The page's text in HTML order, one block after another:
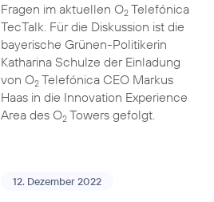
Fragen im aktuellen O2Telefónica
TecTalk. Für die Diskussion ist die
bayerische Grünen-Politikerin
Katharina Schulze der Einladung
von O2Telefónica CEO Markus
Haas in die Innovation Experience
Area des O2Towers gefolgt.
12. Dezember 2022